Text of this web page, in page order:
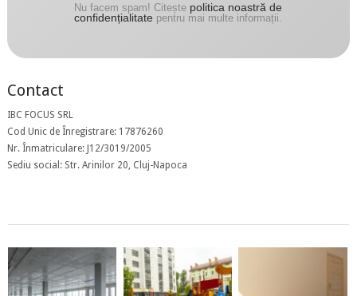
Nu facem spam! Citește politica noastră de
confidențialitate pentru mai multe informații.
Contact
IBC FOCUS SRL
Cod Unic de Înregistrare: 17876260
Nr. Înmatriculare: J12/3019/2005
Sediu social: Str. Arinilor 20, Cluj-Napoca